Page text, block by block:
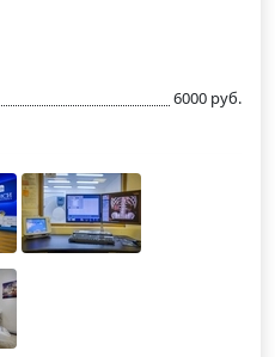
6000 руб.